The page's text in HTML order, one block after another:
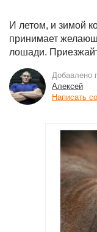
И летом, и зимой
принимает
лошади.
Добавлено
Алексей
Написать